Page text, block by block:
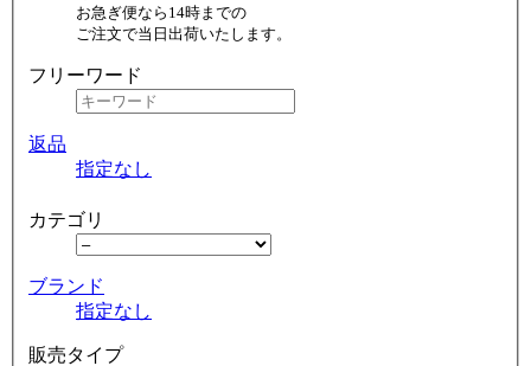
お急ぎ便なら14時までの
ご注文で当日出荷いたします。
フリーワード
返品
指定なし
カテゴリ
ブランド
指定なし
販売タイプ